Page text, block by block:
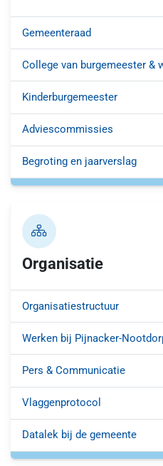
Gemeenteraad
College van burgemeester &
Kinderburgemeester
Adviescommissies
Begroting en jaarverslag
Organisatie
Organisatiestructuur
Werken bij Pijnacker-
Pers & Communicatie
Vlaggenprotocol
Datalek bij de gemeente